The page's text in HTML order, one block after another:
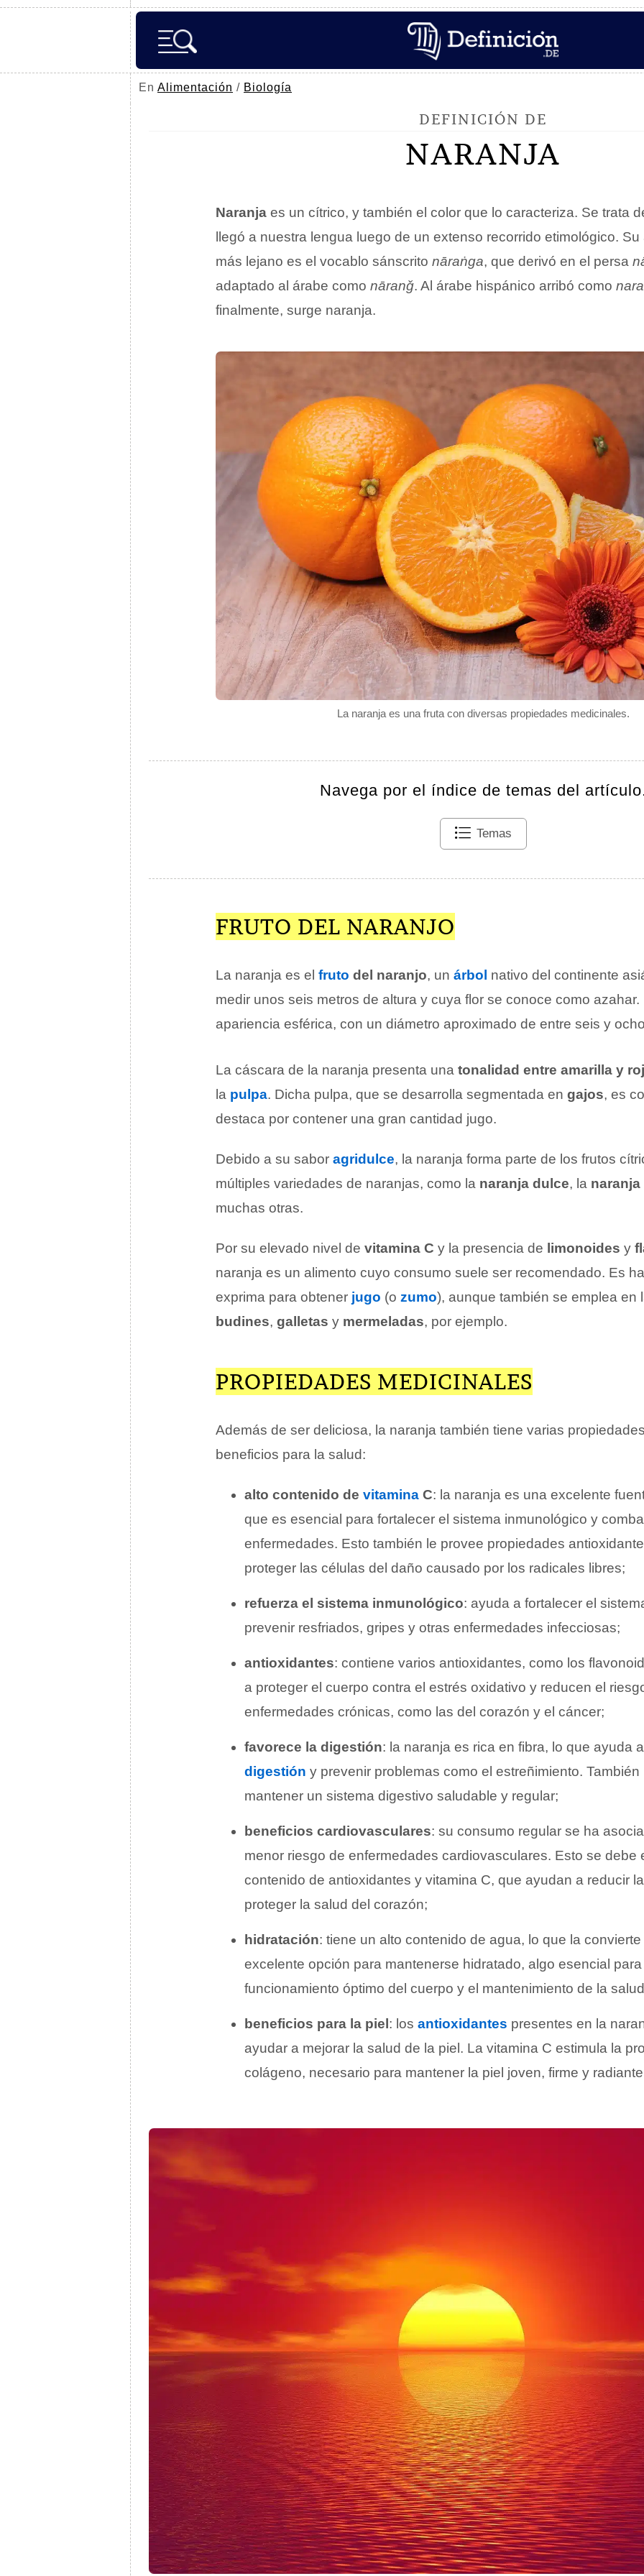
En Alimentación / Biología
DEFINICIÓN DE
NARANJA
La naranja es una fruta con diversas propiedades medicinales.
Naranja es un cítrico, y también el color que lo caracteriza. Se trata
llegó a nuestra lengua luego de un extenso recorrido etimológico.
más lejano es el vocablo sánscrito nāraṅga, que derivó en el persa
adaptado al árabe como nāranǧ. Al árabe hispánico arribó como
finalmente, surge naranja.
Navega por el índice de temas del
Temas
FRUTO DEL NARANJO
La naranja es el fruto del naranjo, un árbol nativo del continente
medir unos seis metros de altura y cuya flor se conoce como azahar.
apariencia esférica, con un diámetro aproximado de entre seis y
La cáscara de la naranja presenta una tonalidad entre amarilla y
la pulpa. Dicha pulpa, que se desarrolla segmentada en gajos, es
destaca por contener una gran cantidad jugo.
Debido a su sabor agridulce, la naranja forma parte de los frutos
múltiples variedades de naranjas, como la naranja dulce, la
muchas otras.
Por su elevado nivel de vitamina C y la presencia de limonoides y
naranja es un alimento cuyo consumo suele ser recomendado. Es
exprima para obtener jugo (o zumo), aunque también se emplea en
budines, galletas y mermeladas, por ejemplo.
PROPIEDADES MEDICINALES
Además de ser deliciosa, la naranja también tiene varias
beneficios para la salud:
alto contenido de vitamina C: la naranja es una excelente
que es esencial para fortalecer el sistema inmunológico y
enfermedades. Esto también le provee propiedades
proteger las células del daño causado por los radicales libres;
refuerza el sistema inmunológico: ayuda a fortalecer el
prevenir resfriados, gripes y otras enfermedades infecciosas;
antioxidantes: contiene varios antioxidantes, como los
a proteger el cuerpo contra el estrés oxidativo y reducen el
enfermedades crónicas, como las del corazón y el cáncer;
favorece la digestión: la naranja es rica en fibra, lo que ayuda
digestión y prevenir problemas como el estreñimiento.
mantener un sistema digestivo saludable y regular;
beneficios cardiovasculares: su consumo regular se ha
menor riesgo de enfermedades cardiovasculares. Esto se debe
contenido de antioxidantes y vitamina C, que ayudan a reducir
proteger la salud del corazón;
hidratación: tiene un alto contenido de agua, lo que la
excelente opción para mantenerse hidratado, algo esencial
funcionamiento óptimo del cuerpo y el mantenimiento de la
beneficios para la piel: los antioxidantes presentes en la
ayudar a mejorar la salud de la piel. La vitamina C estimula la
colágeno, necesario para mantener la piel joven, firme y